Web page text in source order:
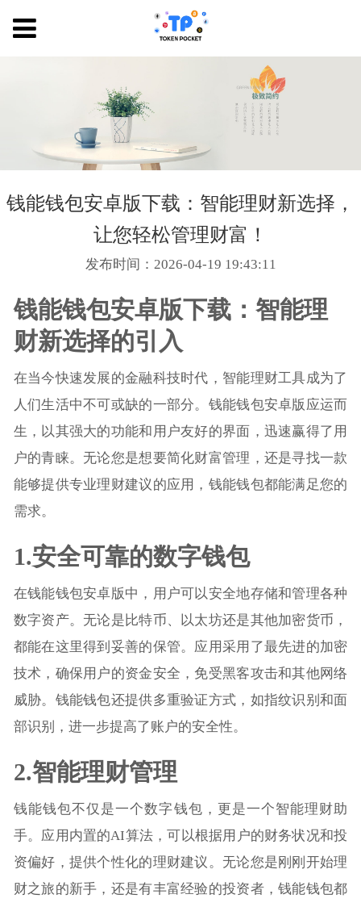
钱能钱包安卓版下载：智能理财新选择，
让您轻松管理财富！
发布时间：2026-04-19 19:43:11
钱能钱包安卓版下载：智能理
财新选择的引入
在当今快速发展的金融科技时代，智能理财工具成为了
人们生活中不可或缺的一部分。钱能钱包安卓版应运而
生，以其强大的功能和用户友好的界面，迅速赢得了用
户的青睐。无论您是想要简化财富管理，还是寻找一款
能够提供专业理财建议的应用，钱能钱包都能满足您的
需求。
1.安全可靠的数字钱包
在钱能钱包安卓版中，用户可以安全地存储和管理各种
数字资产。无论是比特币、以太坊还是其他加密货币，
都能在这里得到妥善的保管。应用采用了最先进的加密
技术，确保用户的资金安全，免受黑客攻击和其他网络
威胁。钱能钱包还提供多重验证方式，如指纹识别和面
部识别，进一步提高了账户的安全性。
2.智能理财管理
钱能钱包不仅是一个数字钱包，更是一个智能理财助
手。应用内置的AI算法，可以根据用户的财务状况和投
资偏好，提供个性化的理财建议。无论您是刚刚开始理
财之旅的新手，还是有丰富经验的投资者，钱能钱包都